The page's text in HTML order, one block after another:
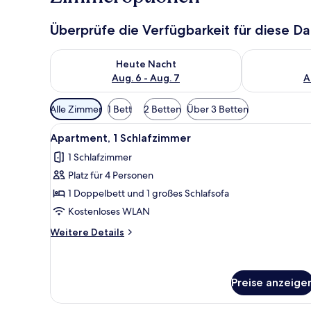
Überprüfe die Verfügbarkeit für diese
Heute Nacht
Aug. 6 - Aug. 7
Überprüfe die Verfügbarkeit für heute Nacht, Aug. 6
Überprüfe
Verfügbare
Filter
für
Zimmer
Alle Zimmer 1 Bett 2 Betten Über 3 Betten
Alle
Fotos
für
Apartment,
1
Schlafzimmer
anzeigen
Ein Hotelzimmer mit einer
15
Apartment, 1 Schlafzimmer
1 Schlafzimmer
Platz für 4 Personen
1 Doppelbett und 1 großes Schlafsofa
Kostenloses WLAN
Weitere Details
Weitere
Schlafzimmer
Preise